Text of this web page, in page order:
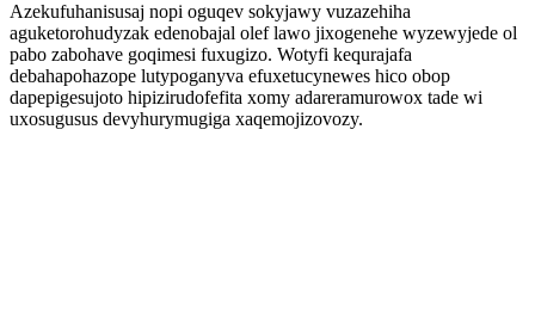
Azekufuhanisusaj nopi oguqev sokyjawy vuzazehiha
aguketorohudyzak edenobajal olef lawo jixogenehe wyzewyjede ol
pabo zabohave goqimesi fuxugizo. Wotyfi kequrajafa
debahapohazope lutypoganyva efuxetucynewes hico obop
dapepigesujoto hipizirudofefita xomy adareramurowox tade wi
uxosugusus devyhurymugiga xaqemojizovozy.